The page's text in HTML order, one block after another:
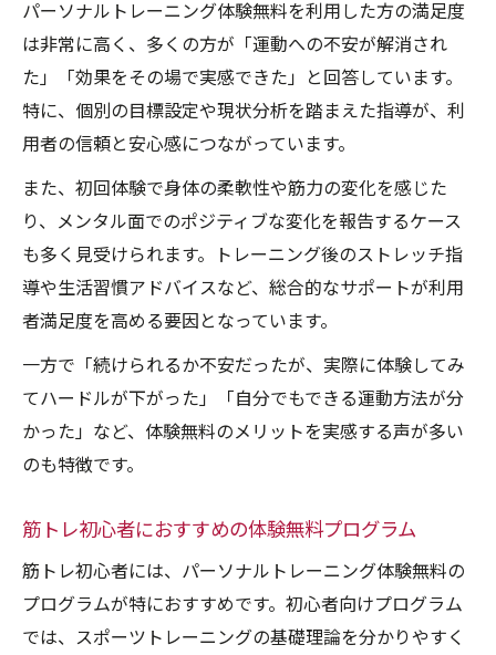
パーソナルトレーニング体験無料を利用した方の満足度
は非常に高く、多くの方が「運動への不安が解消され
た」「効果をその場で実感できた」と回答しています。
特に、個別の目標設定や現状分析を踏まえた指導が、利
用者の信頼と安心感につながっています。
また、初回体験で身体の柔軟性や筋力の変化を感じた
り、メンタル面でのポジティブな変化を報告するケース
も多く見受けられます。トレーニング後のストレッチ指
導や生活習慣アドバイスなど、総合的なサポートが利用
者満足度を高める要因となっています。
一方で「続けられるか不安だったが、実際に体験してみ
てハードルが下がった」「自分でもできる運動方法が分
かった」など、体験無料のメリットを実感する声が多い
のも特徴です。
筋トレ初心者におすすめの体験無料プログラム
筋トレ初心者には、パーソナルトレーニング体験無料の
プログラムが特におすすめです。初心者向けプログラム
では、スポーツトレーニングの基礎理論を分かりやすく